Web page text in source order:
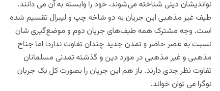
نواندیشان دینی شناخته می‌شوند، خود را وابسته به آن‌ می دانند.
طیف غیر مذهبی این جریان به دو شاخه چپ و لیبرال تقسیم شده
است. وجه مشترک همه طیف‌های جریان دوم و موضع‌گیری شان
نسبت به عصر حاضر و تمدن جدید چندان تفاوت ندارد؛ اما جناح
مذهبی و غیر مذهبی در مورد دین و گذشته تمدنی مسلمانان
تفاوت نظر جدی دارند. باز هم این جریان را بصورت ‌کل یک جریان
نوگرا می توان خواند.